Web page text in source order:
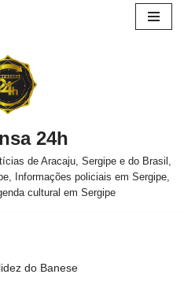
24h
de Aracaju, Sergipe e do Brasil,
Informações policiais em Sergipe,
cultural em Sergipe
do Banese